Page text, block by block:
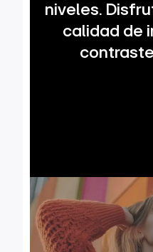
niveles.
calidad de